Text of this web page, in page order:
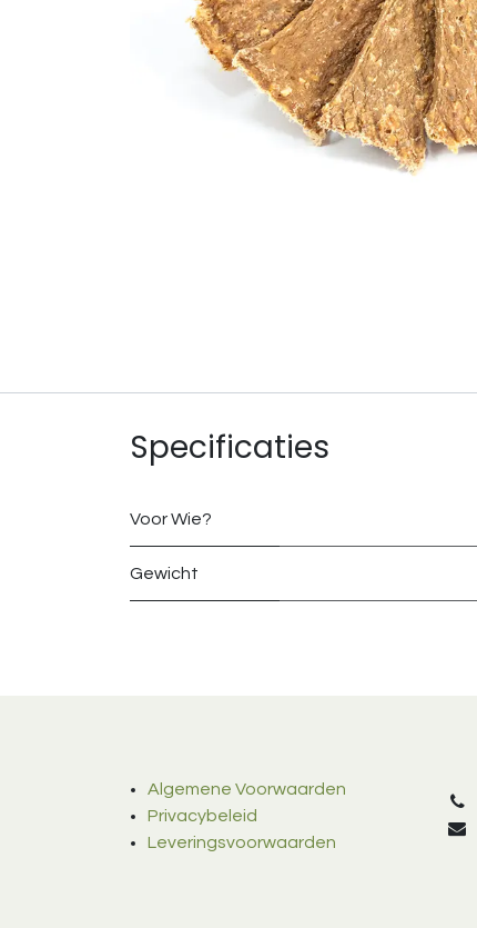
Specificaties
Voor Wie?
Gewicht
Algemene Voorwaarden
Privacybeleid
Leveringsvoorwaarden